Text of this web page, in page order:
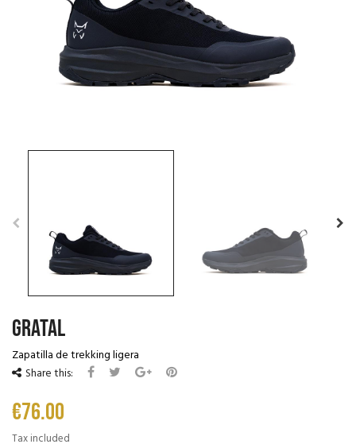
GRATAL
Zapatilla de trekking ligera
Share this:
€76.00
Tax included